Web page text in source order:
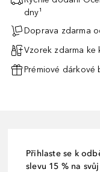
dny¹
Doprava zdarma
Vzorek zdarma ke
Prémiové dárkové
Přihlaste se k
slevu 15 % na